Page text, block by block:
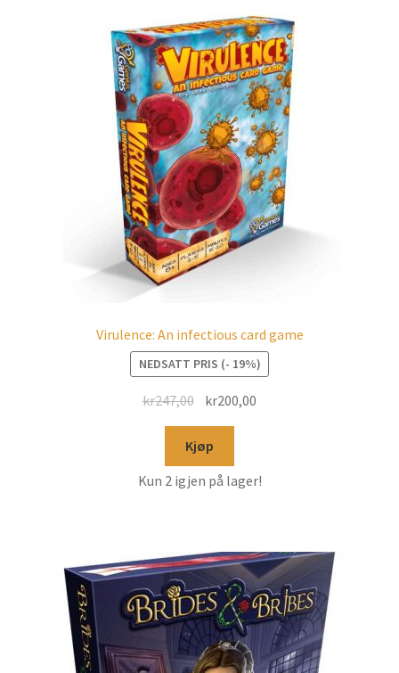
Virulence: An infectious card game
NEDSATT PRIS (- 19%)
kr247,00 kr200,00
Kjøp
Kun 2 igjen på lager!